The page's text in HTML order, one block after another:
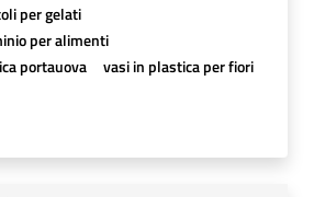
per gelati
per alimenti
portauova
vasi in plastica per fiori